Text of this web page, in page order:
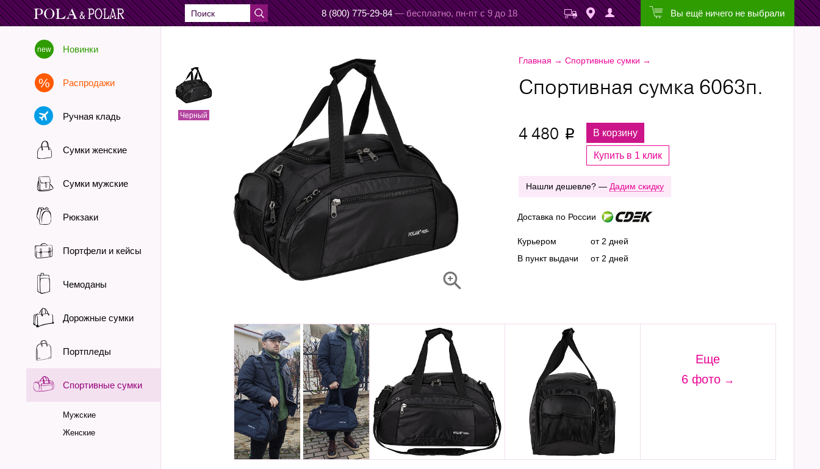
8 (800) 775-29-84 — бесплатно, пн-пт с 9 до 18 Вы ещё ничего не выбрали
Новинки
Распродажи
Ручная кладь
Сумки женские
Сумки мужские
Рюкзаки
Портфели и кейсы
Чемоданы
Дорожные сумки
Портпледы
Спортивные сумки
Мужские
Женские
Главная → Спортивные сумки →
Черный
Спортивная сумка 6063п.
4 480 p В корзину
Купить в 1 клик
Нашли дешевле? — Дадим скидку
Доставка по России
Курьером
В пункт выдачи
от 2 дней
от 2 дней
Еще
6 фото